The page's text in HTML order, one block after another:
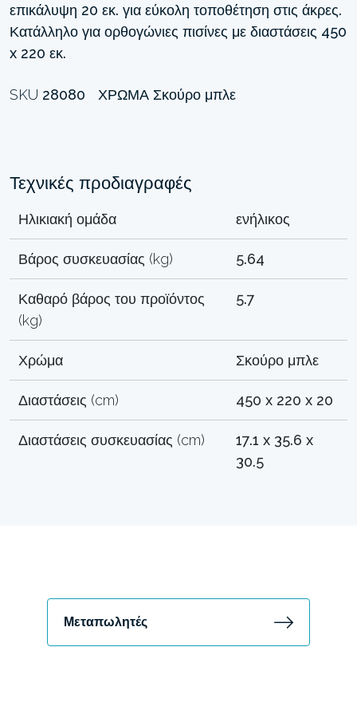
επικάλυψη 20 εκ. για εύκολη τοποθέτηση στις άκρες.
Κατάλληλο για ορθογώνιες πισίνες με διαστάσεις 450
x 220 εκ.
SKU 28080 ΧΡΏΜΑ Σκούρο μπλε
Τεχνικές προδιαγραφές
Ηλικιακή ομάδα ενήλικος
Βάρος συσκευασίας (kg) 5.64
Καθαρό βάρος του προϊόντος
(kg)
5.7
Χρώμα Σκούρο μπλε
Διαστάσεις (cm) 450 x 220 x 20
Διαστάσεις συσκευασίας (cm)
17.1 x 35.6 x
30.5
Μεταπωλητές